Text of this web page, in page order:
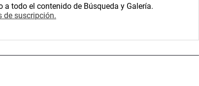
todo el contenido de Búsqueda y Galería.
de suscripción.